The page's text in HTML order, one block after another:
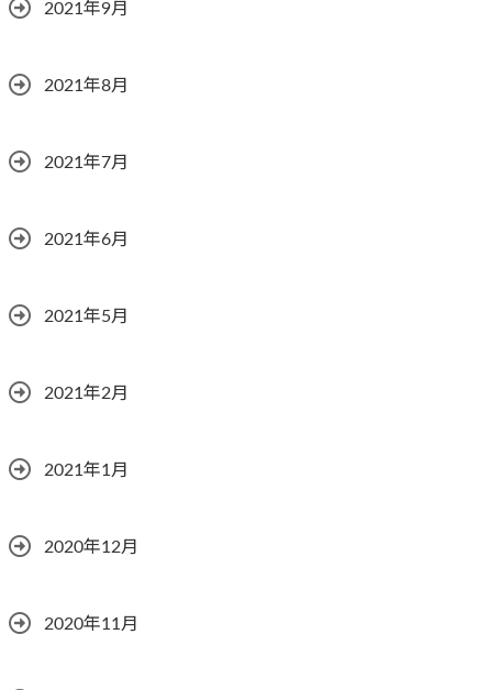
2021年9月
2021年8月
2021年7月
2021年6月
2021年5月
2021年2月
2021年1月
2020年12月
2020年11月